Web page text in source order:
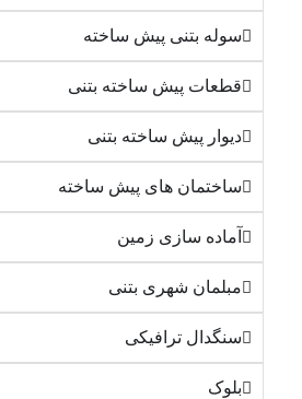
سوله بتنی پیش ساخته
قطعات پیش ساخته بتنی
دیوار پیش ساخته بتنی
ساختمان های پیش ساخته
آماده سازی زمین
مبلمان شهری بتنی
سنگدال ترافیکی
بلوک